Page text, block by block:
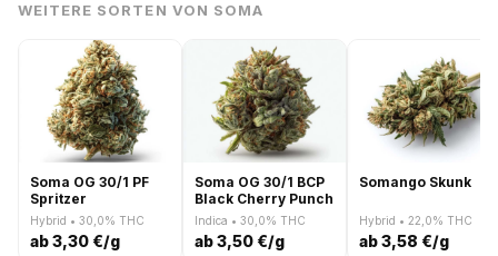
WEITERE SORTEN VON SOMA
Soma OG 30/1 PF
Spritzer
Hybrid • 30,0% THC
ab 3,30 €/g
Soma OG 30/1 BCP
Black Cherry Punch
Indica • 30,0% THC
ab 3,50 €/g
Somango Skunk
Hybrid • 22,0% THC
ab 3,58 €/g